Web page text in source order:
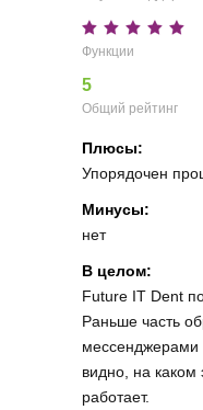
Функции
5
Общий рейтинг
Плюсы:
Упорядочен
Минусы:
нет
В целом:
Future IT Dent
Раньше часть
мессенджерами
видно, на каком
работает.